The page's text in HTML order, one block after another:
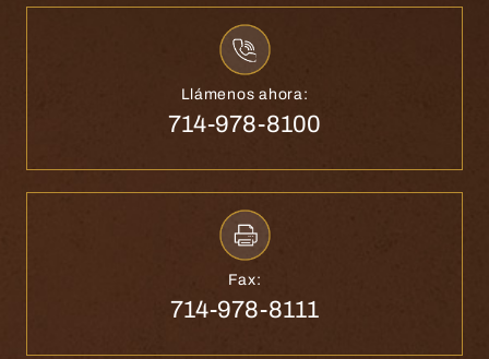
Llámenos ahora:
714-978-8100
Fax:
714-978-8111